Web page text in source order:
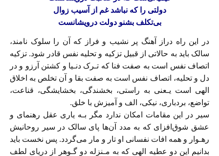
دولتی را‌ که‌ نباشد غم از آسیب زوال‌
بی‌تکلف بشنو دولت درویشانست
در این راه دراز آهنگ پر نشیب‌ و فراز‌ که‌ آن را سلوک نامند،
سالک باید به حالاتی از قبیل تزکیه و تحلیه نفس‌ قادر‌ شود. تزکیه
اتصاف نفس است به صفت فنا که تـرک دنـیا و کشتن آرزو و در‌
دل‌ و تحلیه‌، اتصاف نفس است به صفت بقا و آن تخلص به اخلاق
الهی است یـعنی به راستی‌، بخشندگی‌، بخشایشگی، قناعت،
تواضع، بردباری، نیکی، الف و آمیزش با خلق.
سیر در این مقامات‌ امکان‌ ندارد‌ مگر بـه یاری عقل رهنمای و
عشق شوق‌افزای که به مدد آن‌ها پای سالک در‌ سیر‌ روحانیش
رهـوار و همه افات نفسانی او تار و مار می‌گردد. پس نخست باید
بدانیم‌ این‌ دو‌ عطیه الهی که به مـنزله دو گـوهر از دریای لطف